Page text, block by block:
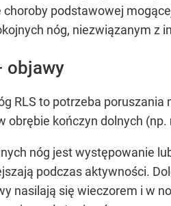
podstawowej
nóg, niezwiązanym z
objawy
RLS to potrzeba
kończyn dolnych
nóg jest występowanie
podczas aktywności.
nasilają się wieczorem i w